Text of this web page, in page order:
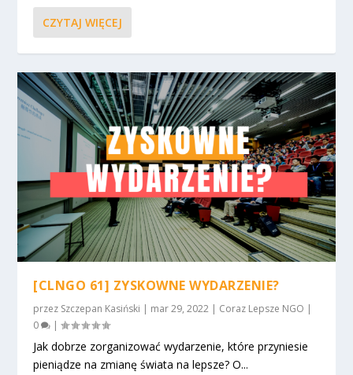
CZYTAJ WIĘCEJ
[CLNGO 61] ZYSKOWNE WYDARZENIE?
przez Szczepan Kasiński | mar 29, 2022 | Coraz Lepsze NGO |
0
|
Jak dobrze zorganizować wydarzenie, które przyniesie
pieniądze na zmianę świata na lepsze? O...